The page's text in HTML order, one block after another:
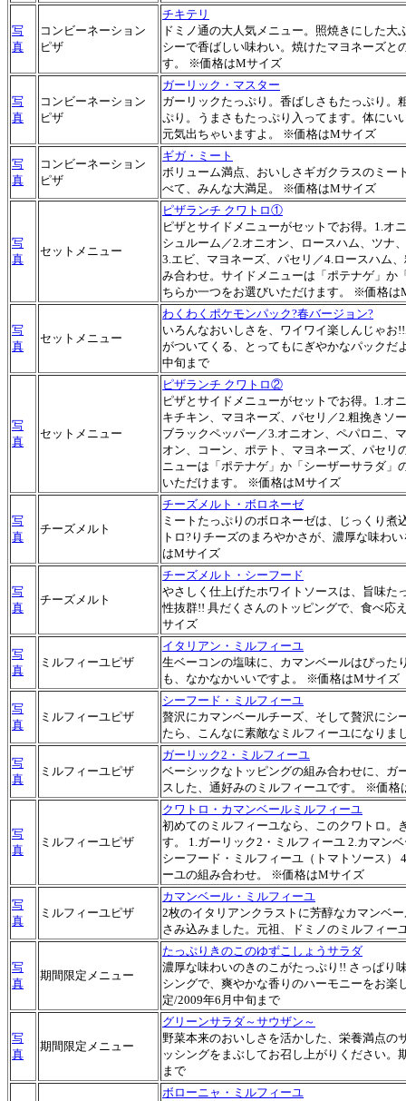
写
真
コンビーネーション
ピザ
チキテリ
ドミノ通の大人気メニュー。照焼きにした大
シーで香ばしい味わい。焼けたマヨネーズと
す。 ※価格はMサイズ
写
真
コンビーネーション
ピザ
ガーリック・マスター
ガーリックたっぷり。香ばしさもたっぷり。
ぷり。うまさもたっぷり入ってます。体にい
元気出ちゃいますよ。 ※価格はMサイズ
写
真
コンビーネーション
ピザ
ギガ・ミート
ボリューム満点、おいしさギガクラスのミー
べて、みんな大満足。 ※価格はMサイズ
写
真
セットメニュー
ピザランチ クワトロ①
ピザとサイドメニューがセットでお得。1.オ
シュルーム／2.オニオン、ロースハム、ツナ
3.エビ、マヨネーズ、パセリ／4.ロースハム
み合わせ。サイドメニューは「ポテナゲ」か
ちらか一つをお選びいただけます。 ※価格は
写
真
セットメニュー
わくわくポケモンパック?春バージョン?
いろんなおいしさを、ワイワイ楽しんじゃお
がついてくる、とってもにぎやかなパックだ
中旬まで
写
真
セットメニュー
ピザランチ クワトロ②
ピザとサイドメニューがセットでお得。1.オ
キチキン、マヨネーズ、パセリ／2.粗挽きソ
ブラックペッパー／3.オニオン、ペパロニ、
オン、コーン、ポテト、マヨネーズ、パセリ
ニューは「ポテナゲ」か「シーザーサラダ」
いただけます。 ※価格はMサイズ
写
真
チーズメルト
チーズメルト・ボロネーゼ
ミートたっぷりのボロネーゼは、じっくり煮
トロ?りチーズのまろやかさが、濃厚な味わ
はMサイズ
写
真
チーズメルト
チーズメルト・シーフード
やさしく仕上げたホワイトソースは、旨味た
性抜群!! 具だくさんのトッピングで、食べ応
サイズ
写
真
ミルフィーユピザ
イタリアン・ミルフィーユ
生ベーコンの塩味に、カマンベールはぴった
も、なかなかいいですよ。 ※価格はMサイズ
写
真
ミルフィーユピザ
シーフード・ミルフィーユ
贅沢にカマンベールチーズ、そして贅沢にシ
たら、こんなに素敵なミルフィーユになり
写
真
ミルフィーユピザ
ガーリック2・ミルフィーユ
ベーシックなトッピングの組み合わせに、ガ
スした、通好みのミルフィーユです。 ※価格
写
真
ミルフィーユピザ
クワトロ・カマンベールミルフィーユ
初めてのミルフィーユなら、このクワトロ。
す。 1.ガーリック2・ミルフィーユ 2.カマン
シーフード・ミルフィーユ（トマトソース）
ーユの組み合わせ。 ※価格はMサイズ
写
真
ミルフィーユピザ
カマンベール・ミルフィーユ
2枚のイタリアンクラストに芳醇なカマンベ
さみ込みました。元祖、ドミノのミルフィ
写
真
期間限定メニュー
たっぷりきのこのゆずこしょうサラダ
濃厚な味わいのきのこがたっぷり!! さっぱり
シングで、爽やかな香りのハーモニーをお楽
定/2009年6月中旬まで
写
真
期間限定メニュー
グリーンサラダ～サウザン～
野菜本来のおいしさを活かした、栄養満点の
ッシングをまぶしてお召し上がりください。
まで
ボローニャ・ミルフィーユ